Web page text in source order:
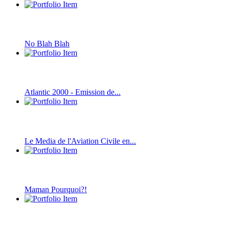
No Blah Blah
Atlantic 2000 - Emission de...
Le Media de l'Aviation Civile en...
Maman Pourquoi?!